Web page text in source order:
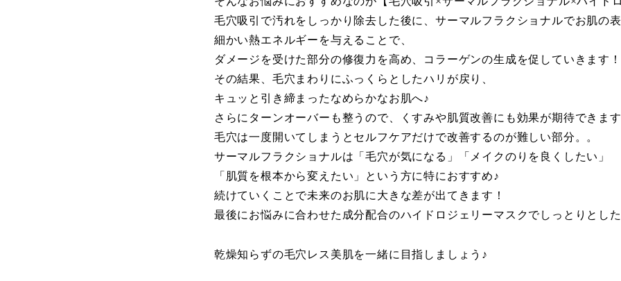
毛穴吸引で汚れをしっかり除去した後に、サーマルフラクショナルでお肌の
細かい熱エネルギーを与えることで、
ダメージを受けた部分の修復力を高め、コラーゲンの生成を促していきます！
その結果、毛穴まわりにふっくらとしたハリが戻り、
キュッと引き締まったなめらかなお肌へ♪
さらにターンオーバーも整うので、くすみや肌質改善にも効果が期待できま
毛穴は一度開いてしまうとセルフケアだけで改善するのが難しい部分。。
サーマルフラクショナルは「毛穴が気になる」「メイクのりを良くしたい」
「肌質を根本から変えたい」という方に特におすすめ♪
続けていくことで未来のお肌に大きな差が出てきます！
最後にお悩みに合わせた成分配合のハイドロジェリーマスクでしっとりとし
乾燥知らずの毛穴レス美肌を一緒に目指しましょう♪